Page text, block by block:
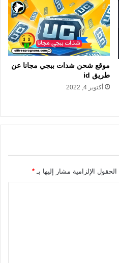
موقع شحن شدات ببجي مجانا عن
طريق id
أكتوبر 4, 2022
الحقول الإلزامية مشار إليها بـ *